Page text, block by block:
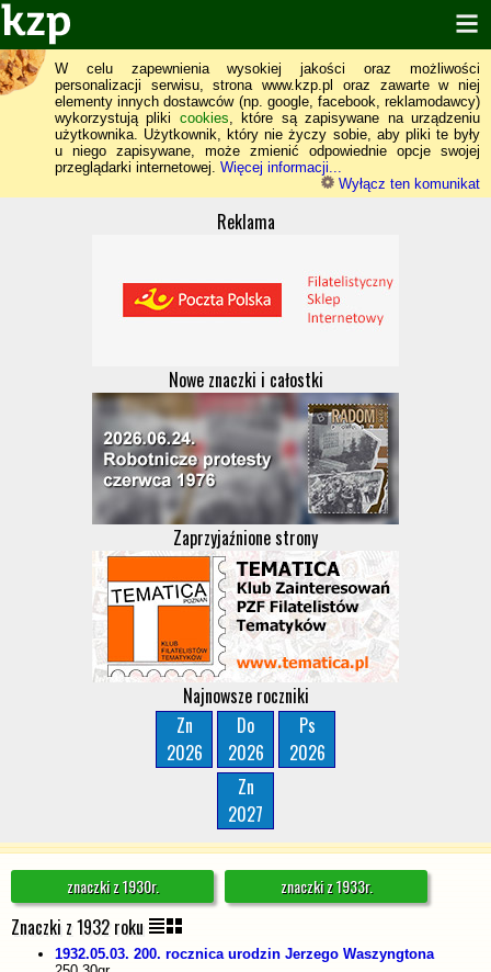
W celu zapewnienia wysokiej jakości oraz możliwości
personalizacji serwisu, strona www.kzp.pl oraz zawarte w niej
elementy innych dostawców (np. google, facebook, reklamodawcy)
wykorzystują pliki cookies, które są zapisywane na urządzeniu
użytkownika. Użytkownik, który nie życzy sobie, aby pliki te były
u niego zapisywane, może zmienić odpowiednie opcje swojej
przeglądarki internetowej. Więcej informacji...
Wyłącz ten komunikat
Reklama
Nowe znaczki i całostki
Zaprzyjaźnione strony
Najnowsze roczniki
Zn
2026
Do
2026
Ps
2026
Zn
2027
znaczki z 1930r. znaczki z 1933r.
Znaczki z 1932 roku
1932.05.03. 200. rocznica urodzin Jerzego Waszyngtona